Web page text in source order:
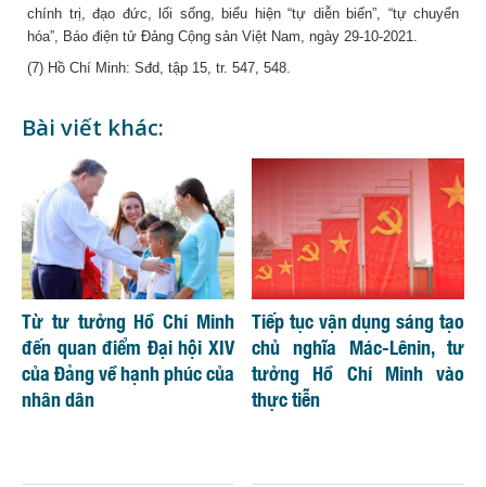
chính trị, đạo đức, lối sống, biểu hiện “tự diễn biến”, “tự chuyển
hóa”, Báo điện tử Đảng Cộng sản Việt Nam, ngày 29-10-2021.
(7) Hồ Chí Minh: Sđd, tập 15, tr. 547, 548.
Bài viết khác:
Từ tư tưởng Hồ Chí Minh
đến quan điểm Đại hội XIV
của Đảng về hạnh phúc của
nhân dân
Tiếp tục vận dụng sáng tạo
chủ nghĩa Mác-Lênin, tư
tưởng Hồ Chí Minh vào
thực tiễn